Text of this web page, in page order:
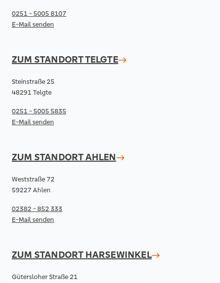
0251 - 5005 8107
E-Mail senden
ZUM STANDORTTELGTE
Steinstraße 25
48291 Telgte
0251 - 5005 5835
E-Mail senden
ZUM STANDORTAHLEN
Weststraße 72
59227 Ahlen
02382 - 852 333
E-Mail senden
ZUM STANDORT HARSEWINKEL
Gütersloher Straße 21